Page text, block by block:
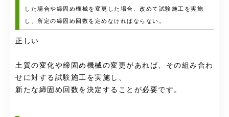
した場合や締固め機械を変更した場合、改めて試験施工を実施
し、所定の締固め回数を定めなければならない。
正しい
土質の変化や締固め機械の変更があれば、その組み合わ
せに対する試験施工を実施し、
新たな締固め回数を決定することが必要です。